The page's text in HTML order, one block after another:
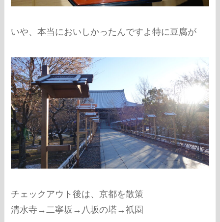
いや、本当においしかったんですよ特に豆腐が
チェックアウト後は、京都を散策
清水寺→二寧坂→八坂の塔→祇園